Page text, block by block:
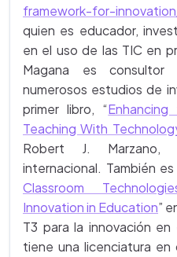
framework-for-
quien es educador,
en el uso de las TIC en
Magana es
numerosos estudios de
primer libro, “
Teaching With
Robert J. Marzano,
internacional. También
Classroom
Innovation in Education”
T3 para la innovación en
tiene una licenciatura en